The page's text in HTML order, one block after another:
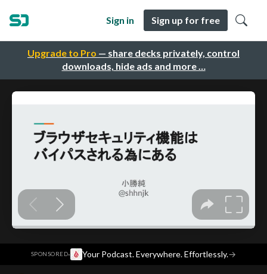
Upgrade to Pro — share decks privately, control
downloads, hide ads and more …
Sign in Sign up for free
SPONSORED· Your Podcast. Everywhere. Effortlessly.→